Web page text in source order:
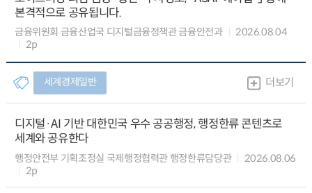
본격적으로 공유됩니다.
금융위원회 금융산업국 디지털금융정책관 금융안전과
2026.08.04
2p
세계경제일반 더보기
디지털·AI 기반 대한민국 우수 공공행정, 행정한류 콘텐츠로
세계와 공유한다
행정안전부 기획조정실 국제행정협력관 행정한류담당관
2026.08.06
2p